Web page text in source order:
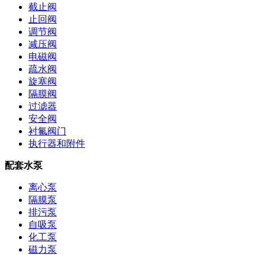
截止阀
止回阀
调节阀
减压阀
电磁阀
疏水阀
旋塞阀
隔膜阀
过滤器
安全阀
衬氟阀门
执行器和附件
配套水泵
离心泵
隔膜泵
排污泵
自吸泵
化工泵
磁力泵